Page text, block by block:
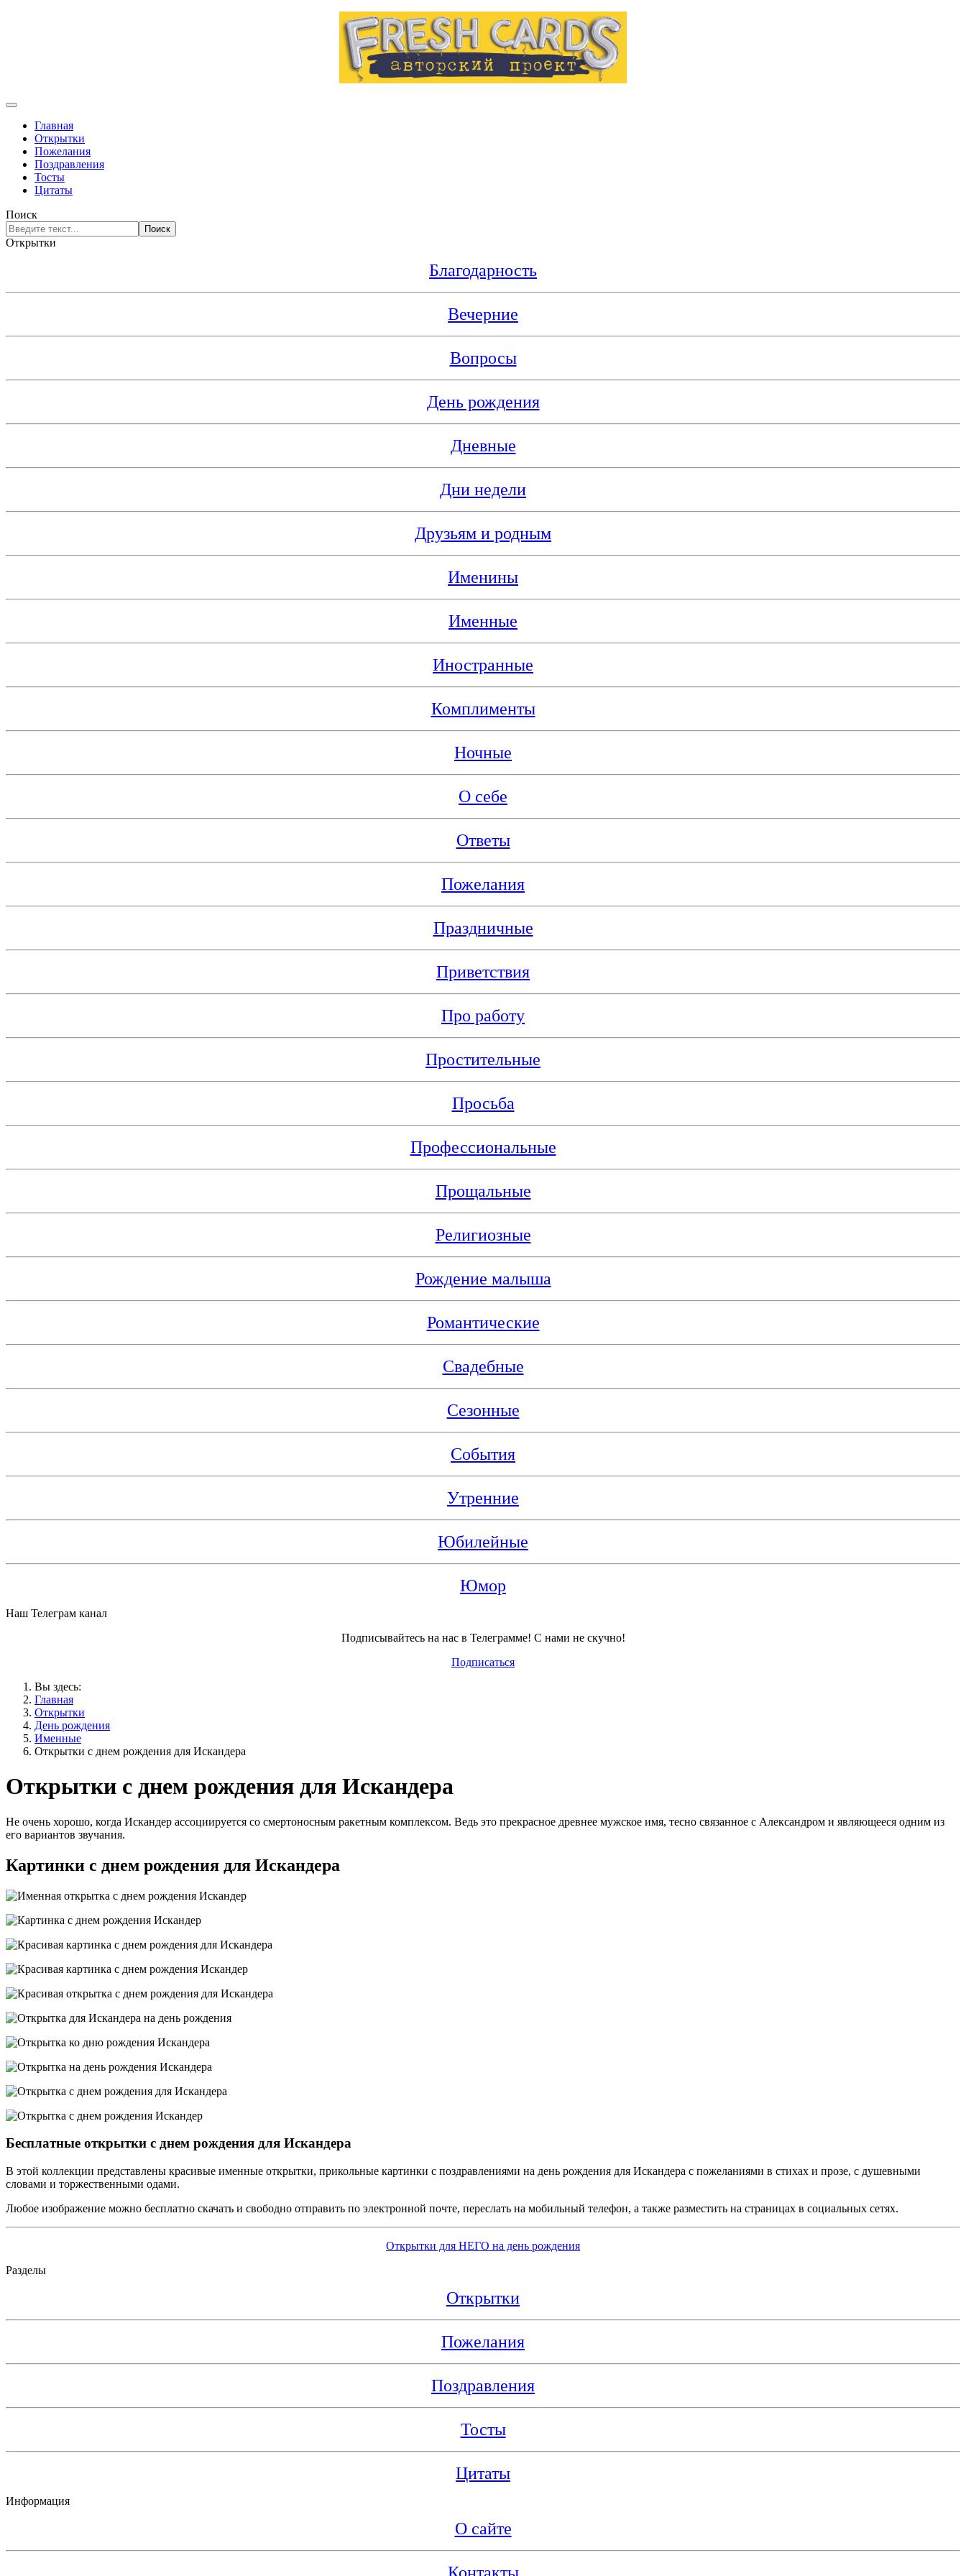
Главная
Открытки
Пожелания
Поздравления
Тосты
Цитаты
Поиск
Поиск
Открытки
Благодарность
Вечерние
Вопросы
День рождения
Дневные
Дни недели
Друзьям и родным
Именины
Именные
Иностранные
Комплименты
Ночные
О себе
Ответы
Пожелания
Праздничные
Приветствия
Про работу
Простительные
Просьба
Профессиональные
Прощальные
Религиозные
Рождение малыша
Романтические
Свадебные
Сезонные
События
Утренние
Юбилейные
Юмор
Наш Телеграм канал
Подписывайтесь на нас в Телеграмме! С нами не скучно!
Подписаться
Вы здесь:
Главная
Открытки
День рождения
Именные
Открытки с днем рождения для Искандера
Открытки с днем рождения для Искандера
Не очень хорошо, когда Искандер ассоциируется со смертоносным ракетным комплексом. Ведь это прекрасное древнее мужское имя, тесно связанное с Александром и являющееся одним из
его вариантов звучания.
Картинки с днем рождения для Искандера
Бесплатные открытки с днем рождения для Искандера
В этой коллекции представлены красивые именные открытки, прикольные картинки с поздравлениями на день рождения для Искандера с пожеланиями в стихах и прозе, с душевными
словами и торжественными одами.
Любое изображение можно бесплатно скачать и свободно отправить по электронной почте, переслать на мобильный телефон, а также разместить на страницах в социальных сетях.
Открытки для НЕГО на день рождения
Разделы
Открытки
Пожелания
Поздравления
Тосты
Цитаты
Информация
О сайте